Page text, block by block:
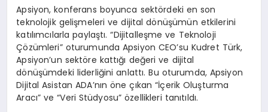
Apsiyon, konferans boyunca sektördeki en son
teknolojik gelişmeleri ve dijital dönüşümün etkilerini
katılımcılarla paylaştı. “Dijitalleşme ve Teknoloji
Çözümleri” oturumunda Apsiyon CEO’su Kudret Türk,
Apsiyon’un sektöre kattığı değeri ve dijital
dönüşümdeki liderliğini anlattı. Bu oturumda, Apsiyon
Dijital Asistan ADA’nın öne çıkan “İçerik Oluşturma
Aracı” ve “Veri Stüdyosu” özellikleri tanıtıldı.